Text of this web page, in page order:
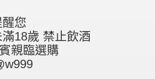
您
18歲 禁止飲酒
親臨選購